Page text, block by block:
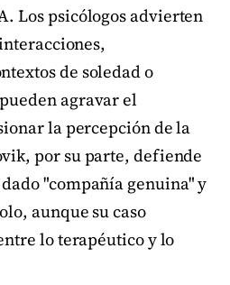
Los psicólogos advierten
de soledad o
agravar el
la percepción de la
por su parte, defiende
"compañía genuina" y
aunque su caso
lo terapéutico y lo